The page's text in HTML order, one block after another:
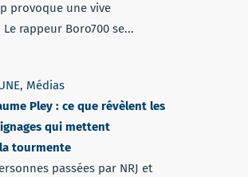
provoque une vive
rappeur Boro700 se...
, Médias
Pley : ce que révèlent les
qui mettent
tourmente
passées par NRJ et